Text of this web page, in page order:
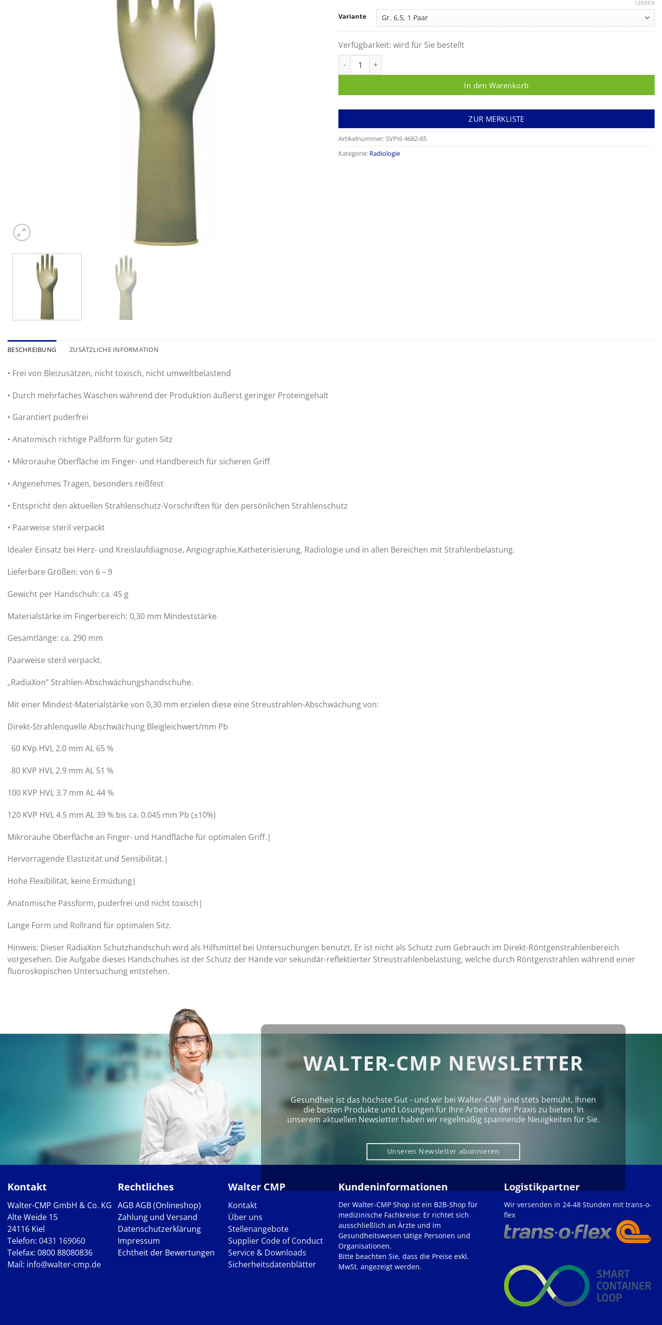
Variante
LEEREN
Verfügbarkeit: wird für Sie bestellt
In den Warenkorb
ZUR MERKLISTE
Artikelnummer:SVPI6 4682-65
Kategorie: Radiologie
BESCHREIBUNG ZUSÄTZLICHE INFORMATION
• Frei von Bleizusätzen, nicht toxisch, nicht umweltbelastend
• Durch mehrfaches Waschen während der Produktion äußerst geringer Proteingehalt
• Garantiert puderfrei
• Anatomisch richtige Paßform für guten Sitz
• Mikrorauhe Oberfläche im Finger- und Handbereich für sicheren Griff
• Angenehmes Tragen, besonders reißfest
• Entspricht den aktuellen Strahlenschutz-Vorschriften für den persönlichen Strahlenschutz
• Paarweise steril verpackt
Idealer Einsatz bei Herz- und Kreislaufdiagnose, Angiographie,Katheterisierung, Radiologie und in allen Bereichen mit Strahlenbelastung.
Lieferbare Größen: von 6 – 9
Gewicht per Handschuh: ca. 45 g
Materialstärke im Fingerbereich: 0,30 mm Mindeststärke
Gesamtlänge: ca. 290 mm
Paarweise steril verpackt.
„RadiaXon” Strahlen-Abschwächungshandschuhe.
Mit einer Mindest-Materialstärke von 0,30 mm erzielen diese eine Streustrahlen-Abschwächung von:
Direkt-Strahlenquelle Abschwächung Bleigleichwert/mm Pb
60 KVp HVL 2.0 mm AL 65 %
80 KVP HVL 2.9 mm AL 51 %
100 KVP HVL 3.7 mm AL 44 %
120 KVP HVL 4.5 mm AL 39 % bis ca. 0.045 mm Pb (±10%)
Mikrorauhe Oberfläche an Finger- und Handfläche für optimalen Griff.|
Hervorragende Elastizität und Sensibilität.|
Hohe Flexibilität, keine Ermüdung|
Anatomische Passform, puderfrei und nicht toxisch|
Lange Form und Rollrand für optimalen Sitz.
Hinweis: Dieser RadiaXon Schutzhandschuh wird als Hilfsmittel bei Untersuchungen benutzt. Er ist nicht als Schutz zum Gebrauch im Direkt-Röntgenstrahlenbereich
vorgesehen. Die Aufgabe dieses Handschuhes ist der Schutz der Hände vor sekundär-reflektierter Streustrahlenbelastung, welche durch Röntgenstrahlen während einer
fluoroskopischen Untersuchung entstehen.
WALTER-CMP NEWSLETTER
Gesundheit ist das höchste Gut - und wir bei Walter‑CMP sind stets bemüht, Ihnen
die besten Produkte und Lösungen für Ihre Arbeit in der Praxis zu bieten. In
unserem aktuellen Newsletter haben wir regelmäßig spannende Neuigkeiten für Sie.
Unseren Newsletter abonnieren
Kontakt
Walter-CMP GmbH & Co. KG
Alte Weide 15
24116 Kiel
Telefon: 0431 169060
Telefax: 0800 88080836
Mail: info@walter-cmp.de
Rechtliches
AGBAGB (Onlineshop)
Zahlung und Versand
Datenschutzerklärung
Impressum
Echtheit der Bewertungen
Walter CMP
Kontakt
Über uns
Stellenangebote
Supplier Code of Conduct
Service & Downloads
Sicherheitsdatenblätter
Kundeninformationen
Der Walter-CMP Shop ist ein B2B-Shop für
medizinische Fachkreise: Er richtet sich
ausschließlich an Ärzte und im
Gesundheitswesen tätige Personen und
Organisationen.
Bitte beachten Sie, dass die Preise exkl.
MwSt. angezeigt werden.
Logistikpartner
Wir versenden in 24-48 Stunden mit trans-o-
flex